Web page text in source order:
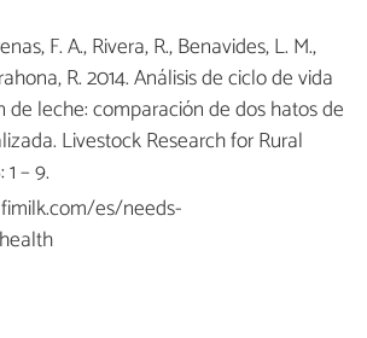
F. A., Rivera, R., Benavides, L. M.,
R. 2014. Análisis de ciclo de vida
de leche: comparación de dos hatos de
Livestock Research for Rural
– 9.
es/needs-